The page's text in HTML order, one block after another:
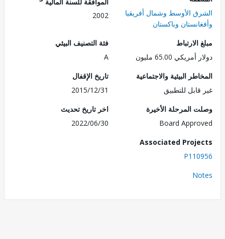
الأوسط وشمال أفريقيا
وباكستان
2002
65.00 مليون
فئة التصنيف البيئي
البيئية والاجتماعية
للتطبيق
تاريخ الإقفال
2015/12/31
المرحلة الأخيرة
Board
اخر تاريخ تحديث
2022/06/30
Associated